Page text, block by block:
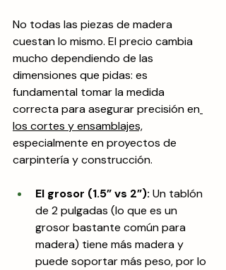
No todas las piezas de madera
cuestan lo mismo. El precio cambia
mucho dependiendo de las
dimensiones que pidas: es
fundamental tomar la medida
correcta para asegurar precisión en
los cortes y ensamblajes,
especialmente en proyectos de
carpintería y construcción.
El grosor (1.5” vs 2”): Un tablón
de 2 pulgadas (lo que es un
grosor bastante común para
madera) tiene más madera y
puede soportar más peso, por lo